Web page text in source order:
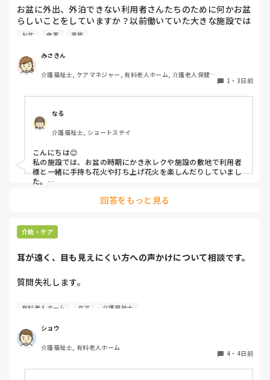
お盆に外出、外泊できない利用者さんたちのために何かお盆
らしいことをしていますか？以前働いていた大きな施設では
実際に住職さんを呼びご焼香できるようにそれ用のスペース
族が面会に来る…などでした。お盆まであと少しです。何か
していることがあればぜひシェアよろしくお願いします。
お盆 食事 家族
みさきん
介護福祉士, ケアマネジャー, 有料老人ホーム, 介護老人保健施
1 ・ 3日前
なる
介護福祉士, ショートステイ
こんにちは😊
私の施設では、お盆の時期にかき氷レクや施設の敷地で利用者
様と一緒に手持ち花火や打ち上げ花火を楽しんだりしていまし
た。
利用者様にとっても良い経験にもなりますね！
回答をもっと見る
介助・ケア
耳が遠く、目も見えにくい方への声かけについて相談です。
質問失礼します。
耳が遠く、目もあまり見えていない利用者様への声かけにつ
現在、私は「大きな声で、ゆっくり耳元でお話しする」とい
う方法で対応しています。
聞き取れると安心していただける方なので何とか理解しても
かり、痛めてしまうことがあります。
有料老人ホーム ケア 介護福祉士
ショウ
介護福祉士, 有料老人ホーム
4 ・ 4日前